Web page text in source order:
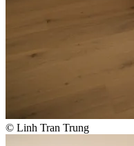
© Linh Tran Trung